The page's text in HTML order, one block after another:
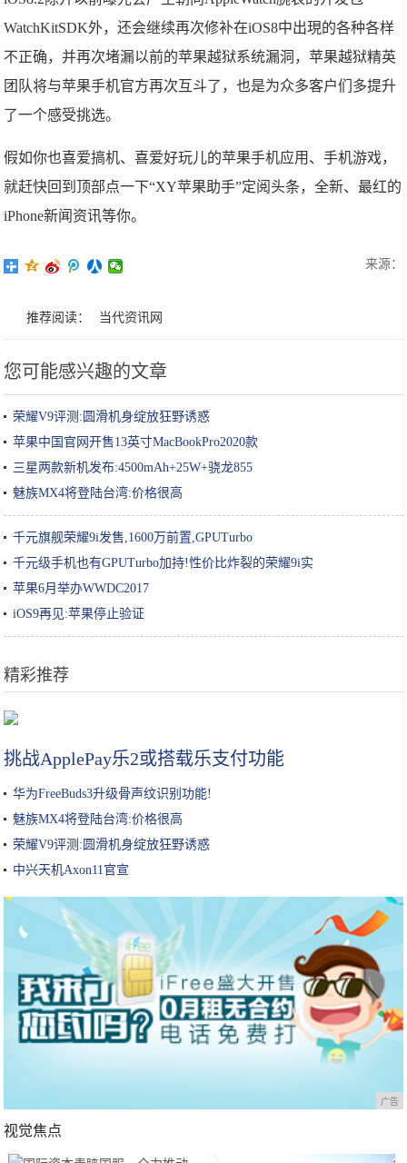
WatchKitSDK外，还会继续再次修补在iOS8中出現的各种各样
不正确，并再次堵漏以前的苹果越狱系统漏洞，苹果越狱精英
团队将与苹果手机官方再次互斗了，也是为众多客户们多提升
了一个感受挑选。
假如你也喜爱搞机、喜爱好玩儿的苹果手机应用、手机游戏，
就赶快回到顶部点一下“XY苹果助手”定阅头条，全新、最红的
iPhone新闻资讯等你。
来源：
推荐阅读： 当代资讯网
您可能感兴趣的文章
荣耀V9评测:圆滑机身绽放狂野诱惑
苹果中国官网开售13英寸MacBookPro2020款
三星两款新机发布:4500mAh+25W+骁龙855
魅族MX4将登陆台湾:价格很高
千元旗舰荣耀9i发售,1600万前置,GPUTurbo
千元级手机也有GPUTurbo加持!性价比炸裂的荣耀9i实
苹果6月举办WWDC2017
iOS9再见:苹果停止验证
精彩推荐
挑战ApplePay乐2或搭载乐支付功能
华为FreeBuds3升级骨声纹识别功能!
魅族MX4将登陆台湾:价格很高
荣耀V9评测:圆滑机身绽放狂野诱惑
中兴天机Axon11官宣
广告
视觉焦点